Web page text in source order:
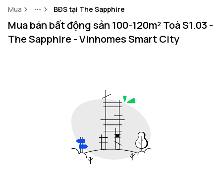
Mua MoreBĐS tại The Sapphire
Mua bán bất động sản 100-120m² Toà S1.03 -
The Sapphire - Vinhomes Smart City